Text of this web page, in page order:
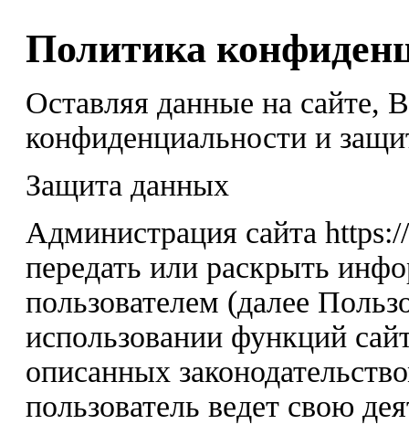
Политика
Оставляя данные на сайте,
конфиденциальности и
Защита данных
Администрация сайта
передать или раскрыть
пользователем (далее
использовании функций
описанных
пользователь ведет свою